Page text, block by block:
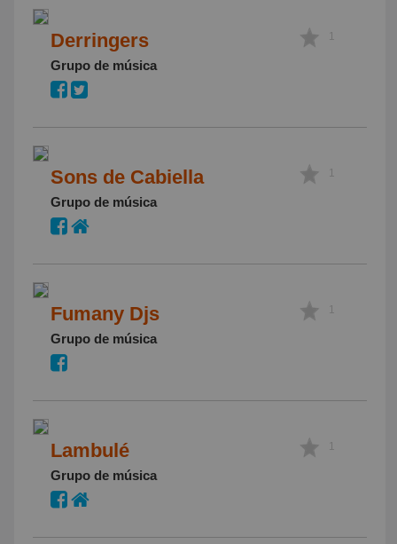
Derringers
Grupo de música
1
Sons de Cabiella
Grupo de música
1
Fumany Djs
Grupo de música
1
Lambulé
Grupo de música
1